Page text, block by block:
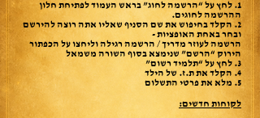
1. לחץ על “הרשמה לחוג” בראש העמוד לפתיחת חלון
ההרשמה לחוגים.
2. הקלד בחיפוש את שם הסניף שאליו אתה רוצה להירשם
ובחר באחת האופציות -
הרשמה לעוזר מדריך / הרשמה רגילה וליחצו על הכפתור
הירוק “הרשם” שנימצא בסוף השורה משמאל
3. לחץ על “תלמיד רשום”
4. הקלד את ת.ז. של הילד
5. מלא את פרטי התשלום
לקוחות חדשים: